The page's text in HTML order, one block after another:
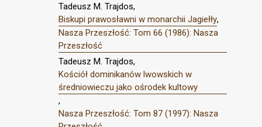
Tadeusz M. Trajdos,
Biskupi prawosławni w monarchii Jagiełły,
Nasza Przeszłość: Tom 66 (1986): Nasza
Przeszłość
Tadeusz M. Trajdos,
Kościół dominikanów lwowskich w
średniowieczu jako ośrodek kultowy
,
Nasza Przeszłość: Tom 87 (1997): Nasza